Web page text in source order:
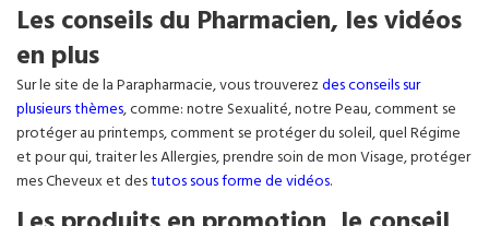
Les conseils du Pharmacien, les vidéos
en plus
Sur le site de la Parapharmacie, vous trouverezdes conseils sur
plusieurs thèmes, comme: notre Sexualité, notre Peau, comment se
protéger au printemps, comment se protéger du soleil, quel Régime
et pour qui, traiter les Allergies, prendre soin de mon Visage, protéger
mes Cheveux et destutos sous forme de vidéos.